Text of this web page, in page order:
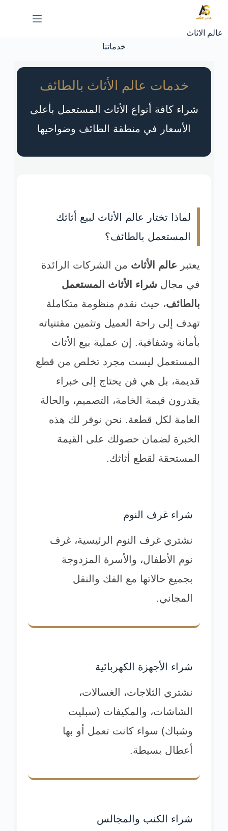
عالم الاثاث
خدماتنا
خدمات عالم الأثاث بالطائف
شراء كافة أنواع الأثاث المستعمل بأعلى
الأسعار في منطقة الطائف وضواحيها
لماذا تختار عالم الأثاث لبيع أثاثك
المستعمل بالطائف؟
يعتبر عالم الأثاث من الشركات الرائدة
في مجال شراء الأثاث المستعمل
بالطائف، حيث نقدم منظومة متكاملة
تهدف إلى راحة العميل وتثمين مقتنياته
بأمانة وشفافية. إن عملية بيع الأثاث
المستعمل ليست مجرد تخلص من قطع
قديمة، بل هي فن يحتاج إلى خبراء
يقدرون قيمة الخامة، التصميم، والحالة
العامة لكل قطعة. نحن نوفر لك هذه
الخبرة لضمان حصولك على القيمة
المستحقة لقطع أثاثك.
شراء غرف النوم
نشتري غرف النوم الرئيسية، غرف
نوم الأطفال، والأسرة المزدوجة
بجميع حالاتها مع الفك والنقل
المجاني.
شراء الأجهزة الكهربائية
نشتري الثلاجات، الغسالات،
الشاشات، والمكيفات (سبليت
وشباك) سواء كانت تعمل أو بها
أعطال بسيطة.
شراء الكنب والمجالس